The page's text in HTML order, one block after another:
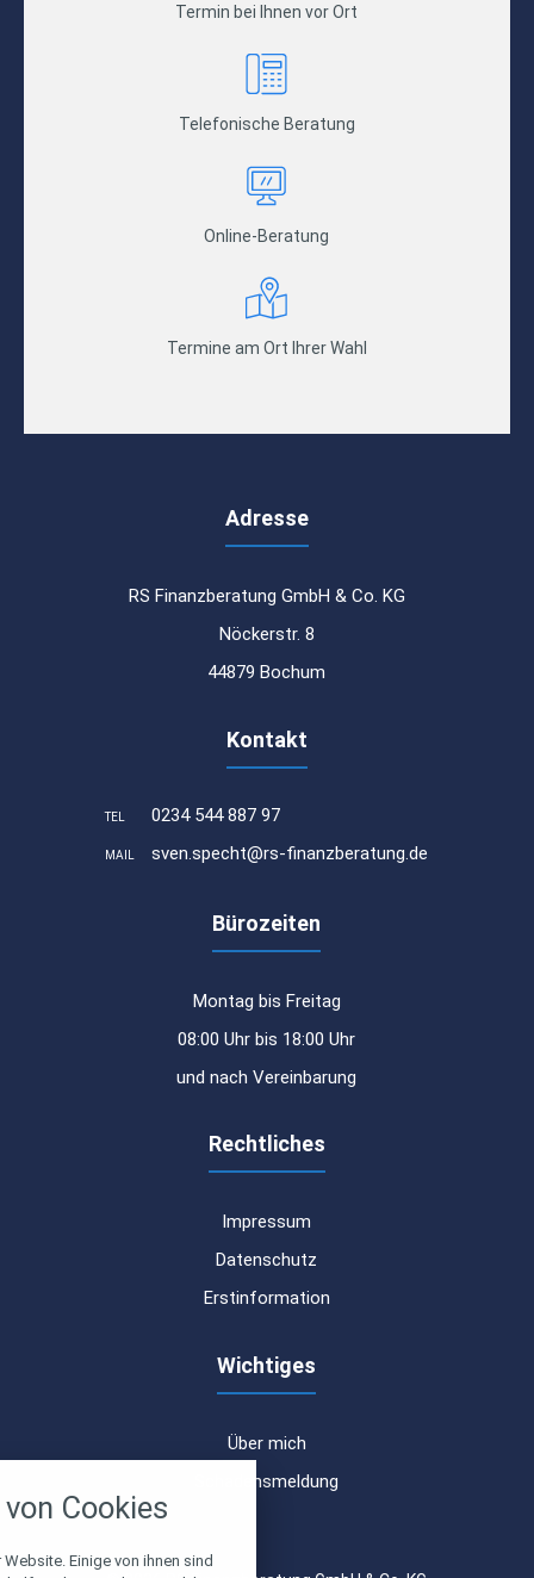
Termin bei Ihnen vor Ort
Telefonische Beratung
Online-Beratung
Termine am Ort Ihrer Wahl
Adresse
RS Finanzberatung GmbH & Co. KG
Nöckerstr. 8
44879 Bochum
Kontakt
TEL 0234 544 887 97
MAIL sven.specht@rs-finanzberatung.de
Bürozeiten
Montag bis Freitag
08:00 Uhr bis 18:00 Uhr
und nach Vereinbarung
Rechtliches
Impressum
Datenschutz
Erstinformation
Wichtiges
Über mich
Schadensmeldung
Cookies
Einige von ihnen sind
alle verwendeten Cookies und
zu blockieren.